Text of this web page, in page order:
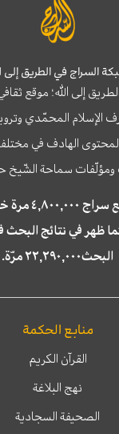
السراج في الطريق إلى
إلى الله؛ موقع
المحمّدي وترويج
الهادف في
ومؤلّفات سماحة الشّيخ
تمّت زيارة
ظهر في نتائج
البحث٢٢,٢٩٠,٠٠٠ مرّة.
منابع الحكمة
القرآن الكريم
نهج البلاغة
الصحيفة السجادية